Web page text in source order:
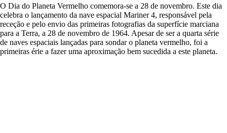
O Dia do Planeta Vermelho comemora-se a 28 de novembro. Este dia
celebra o lançamento da nave espacial Mariner 4, responsável pela
receção e pelo envio das primeiras fotografias da superfície marciana
para a Terra, a 28 de novembro de 1964. Apesar de ser a quarta série
de naves espaciais lançadas para sondar o planeta vermelho, foi a
primeiras érie a fazer uma aproximação bem sucedida a este planeta.